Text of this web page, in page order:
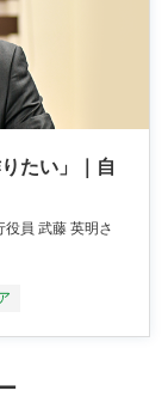
たい」｜自
員 武藤 英明さ